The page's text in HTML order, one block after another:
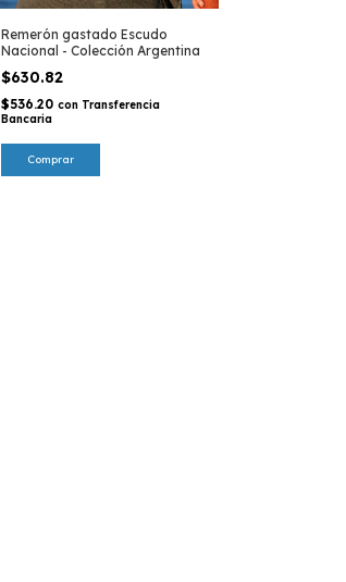
Remerón gastado Escudo
Nacional - Colección Argentina
$630.82
$536.20 con Transferencia
Bancaria